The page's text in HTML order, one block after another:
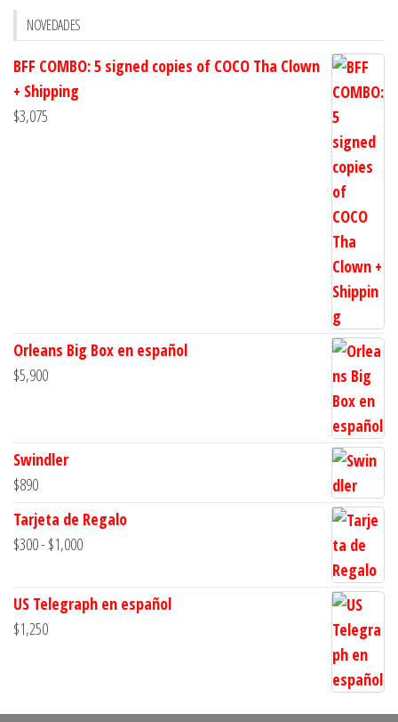
NOVEDADES
BFF COMBO: 5 signed copies of COCO Tha Clown
+ Shipping
$3,075
Orleans Big Box en español
$5,900
Swindler
$890
Tarjeta de Regalo
$300- $1,000Rango
precios:
desde
US Telegraph en español
$1,250